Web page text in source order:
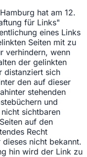
hat am 12.
für Links"
eines Links
Seiten mit zu
verhindern, wenn
der gelinkten
distanziert sich
den auf dieser
stehenden
und
sichtbaren
auf den
Recht
nicht bekannt.
hin wird der Link zu